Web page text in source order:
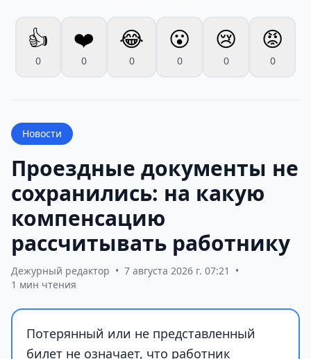
👍
0
❤️
0
😂
0
😮
0
😢
0
😡
0
Новости
Проездные документы не
сохранились: на какую
компенсацию
рассчитывать работнику
Дежурный редактор • 7 августа 2026 г. 07:21
•
1 мин чтения
Потерянный или не представленный
билет не означает, что работник